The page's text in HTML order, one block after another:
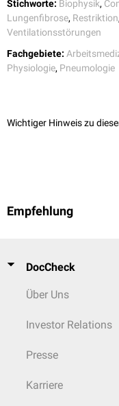
Stichworte: Biophysik,
Lungenfibrose, Restriktion,
Ventilationsstörungen
Fachgebiete:
Physiologie, Pneumologie
Wichtiger Hinweis zu
Empfehlung
DocCheck
Über Uns
Investor Relations
Presse
Karriere